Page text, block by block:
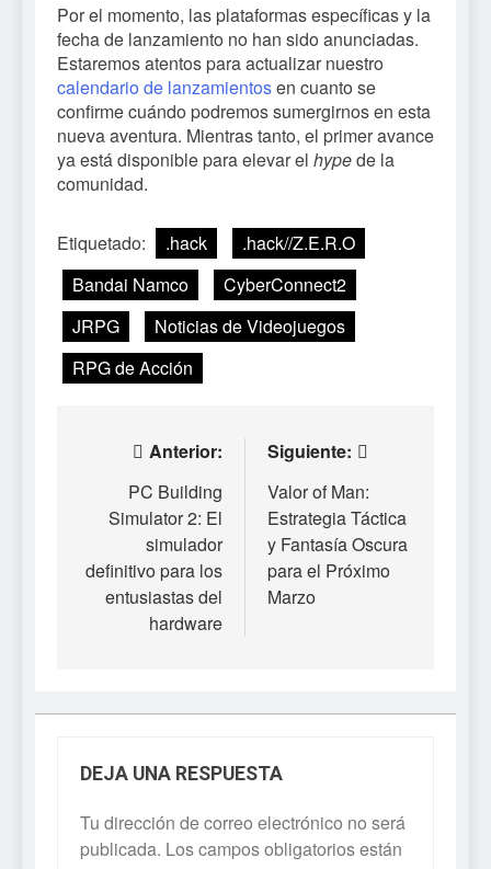
Por el momento, las plataformas específicas y la
fecha de lanzamiento no han sido anunciadas.
Estaremos atentos para actualizar nuestro
calendario de lanzamientosen cuanto se
confirme cuándo podremos sumergirnos en esta
nueva aventura. Mientras tanto, el primer avance
ya está disponible para elevar el hypede la
comunidad.
Etiquetado: .hack
.hack//Z.E.R.O
Bandai Namco
CyberConnect2
JRPG
Noticias de Videojuegos
RPG de Acción
Navegación
entradas
Anterior:
PC Building
Simulator 2: El
simulador
definitivo para los
entusiastas del
hardware
Siguiente:
Valor of Man:
Estrategia Táctica
y Fantasía Oscura
para el Próximo
Marzo
DEJA UNA RESPUESTA
Tu dirección de correo electrónico no será
publicada. Los campos obligatorios están